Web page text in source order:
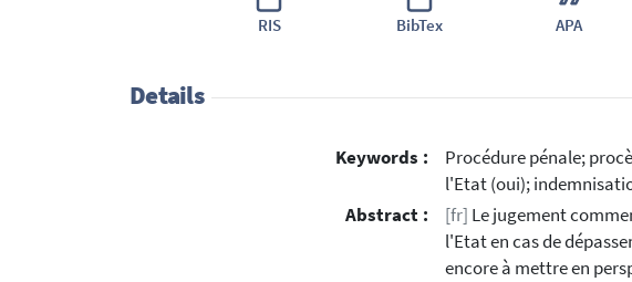
RIS BibTex APA
Details
Keywords :
Procédure pénale;
l'Etat (oui);
Abstract :
[fr] Le jugement
l'Etat en cas de
encore à mettre en